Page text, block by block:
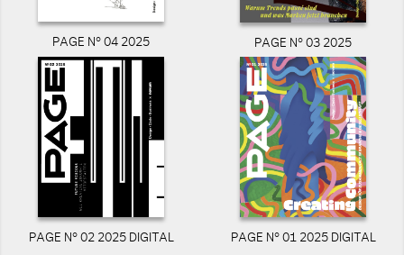
PAGE N° 04 2025 PAGE N° 03 2025
PAGE N° 02 2025 DIGITAL PAGE N° 01 2025 DIGITAL